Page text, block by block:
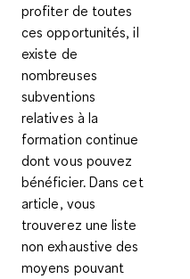
profiter de toutes
ces opportunités, il
existe de
nombreuses
subventions
relatives à la
formation continue
dont vous pouvez
bénéficier. Dans cet
article, vous
trouverez une liste
non exhaustive des
moyens pouvant